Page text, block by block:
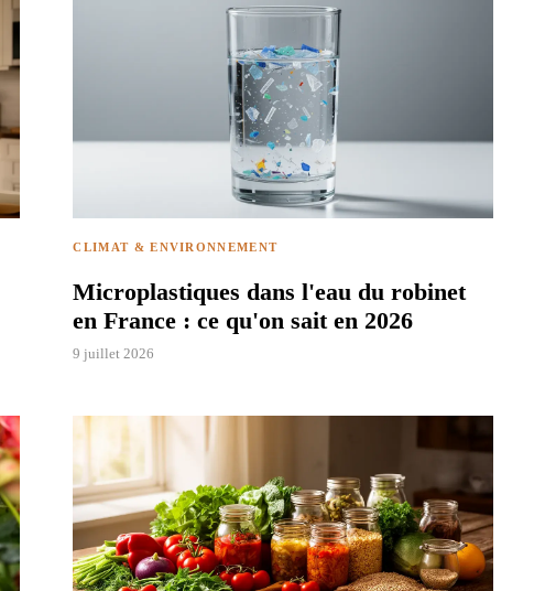
CLIMAT & ENVIRONNEMENT
Microplastiques dans l'eau du robinet
en France : ce qu'on sait en 2026
9 juillet 2026